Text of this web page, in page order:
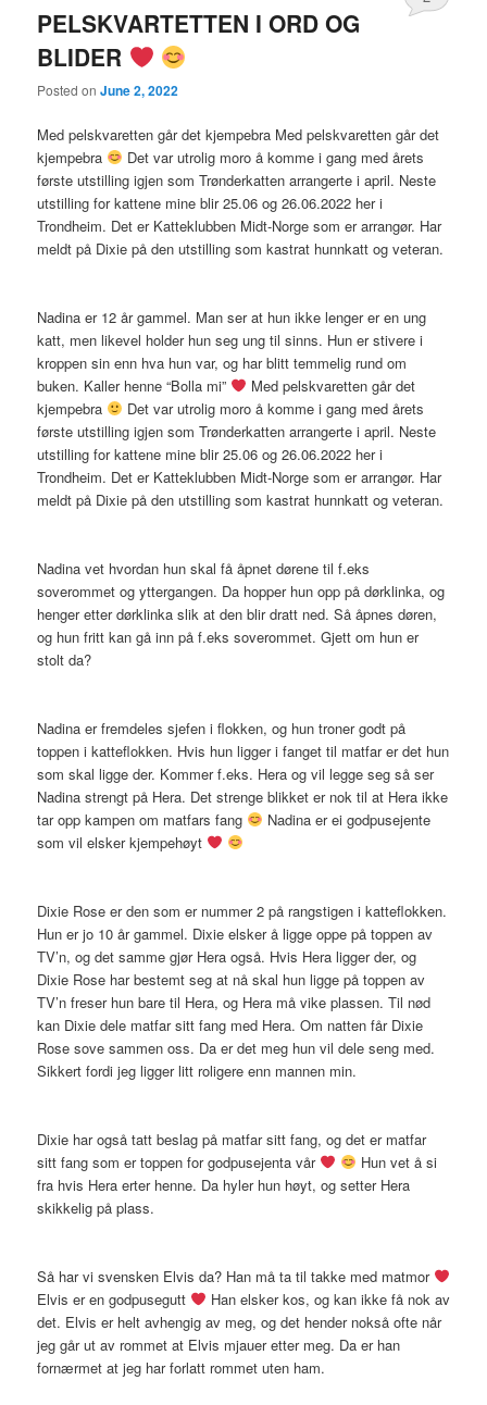
PELSKVARTETTEN I ORD OG
BLIDER
Posted onJune 2, 2022
Med pelskvaretten går det kjempebra Med pelskvaretten går det
kjempebra
Det var utrolig moro å komme i gang med årets
første utstilling igjen som Trønderkatten arrangerte i april. Neste
utstilling for kattene mine blir 25.06 og 26.06.2022 her i
Trondheim. Det er Katteklubben Midt-Norge som er arrangør. Har
meldt på Dixie på den utstilling som kastrat hunnkatt og veteran.
Nadina er 12 år gammel. Man ser at hun ikke lenger er en ung
katt, men likevel holder hun seg ung til sinns. Hun er stivere i
kroppen sin enn hva hun var, og har blitt temmelig rund om
buken. Kaller henne “Bolla mi”
Med pelskvaretten går det
kjempebra
Det var utrolig moro å komme i gang med årets
første utstilling igjen som Trønderkatten arrangerte i april. Neste
utstilling for kattene mine blir 25.06 og 26.06.2022 her i
Trondheim. Det er Katteklubben Midt-Norge som er arrangør. Har
meldt på Dixie på den utstilling som kastrat hunnkatt og veteran.
Nadina vet hvordan hun skal få åpnet dørene til f.eks
soverommet og yttergangen. Da hopper hun opp på dørklinka, og
henger etter dørklinka slik at den blir dratt ned. Så åpnes døren,
og hun fritt kan gå inn på f.eks soverommet. Gjett om hun er
stolt da?
Nadina er fremdeles sjefen i flokken, og hun troner godt på
toppen i katteflokken. Hvis hun ligger i fanget til matfar er det hun
som skal ligge der. Kommer f.eks. Hera og vil legge seg så ser
Nadina strengt på Hera. Det strenge blikket er nok til at Hera ikke
tar opp kampen om matfars fang
Nadina er ei godpusejente
som vil elsker kjempehøyt
Dixie Rose er den som er nummer 2 på rangstigen i katteflokken.
Hun er jo 10 år gammel. Dixie elsker å ligge oppe på toppen av
TV’n, og det samme gjør Hera også. Hvis Hera ligger der, og
Dixie Rose har bestemt seg at nå skal hun ligge på toppen av
TV’n freser hun bare til Hera, og Hera må vike plassen. Til nød
kan Dixie dele matfar sitt fang med Hera. Om natten får Dixie
Rose sove sammen oss. Da er det meg hun vil dele seng med.
Sikkert fordi jeg ligger litt roligere enn mannen min.
Dixie har også tatt beslag på matfar sitt fang, og det er matfar
sitt fang som er toppen for godpusejenta vår
Hun vet å si
fra hvis Hera erter henne. Da hyler hun høyt, og setter Hera
skikkelig på plass.
Så har vi svensken Elvis da? Han må ta til takke med matmor
Elvis er en godpusegutt
Han elsker kos, og kan ikke få nok av
det. Elvis er helt avhengig av meg, og det hender nokså ofte når
jeg går ut av rommet at Elvis mjauer etter meg. Da er han
fornærmet at jeg har forlatt rommet uten ham.